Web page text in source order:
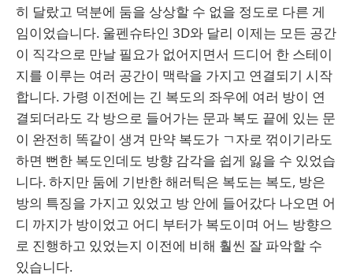
히 달랐고 덕분에 둠을 상상할 수 없을 정도로 다른 게
임이었습니다. 울펜슈타인 3D와 달리 이제는 모든 공간
이 직각으로 만날 필요가 없어지면서 드디어 한 스테이
지를 이루는 여러 공간이 맥락을 가지고 연결되기 시작
합니다. 가령 이전에는 긴 복도의 좌우에 여러 방이 연
결되더라도 각 방으로 들어가는 문과 복도 끝에 있는 문
이 완전히 똑같이 생겨 만약 복도가 ㄱ자로 꺾이기라도
하면 뻔한 복도인데도 방향 감각을 쉽게 잃을 수 있었습
니다. 하지만 둠에 기반한 해러틱은 복도는 복도, 방은
방의 특징을 가지고 있었고 방 안에 들어갔다 나오면 어
디 까지가 방이었고 어디 부터가 복도이며 어느 방향으
로 진행하고 있었는지 이전에 비해 훨씬 잘 파악할 수
있습니다.